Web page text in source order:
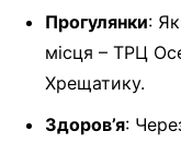
Прогулянки:
місця – ТРЦ
Хрещатику.
Здоров’я: